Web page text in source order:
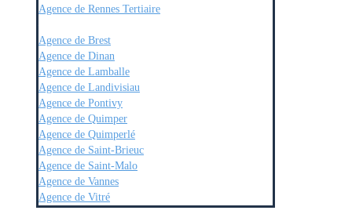
Agence de Rennes Tertiaire
Agence de Brest
Agence de Dinan
Agence de Lamballe
Agence de Landivisiau
Agence de Pontivy
Agence de Quimper
Agence de Quimperlé
Agence de Saint-Brieuc
Agence de Saint-Malo
Agence de Vannes
Agence de Vitré